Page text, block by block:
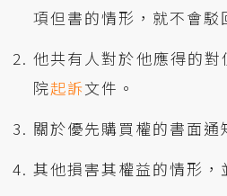
項但書的情形，就不會駁
他共有人對於他應得的
院起訴文件。
關於優先購買權的書面
其他損害其權益的情形，